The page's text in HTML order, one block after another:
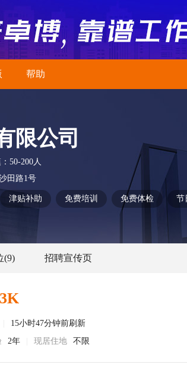
帮助
限公司
50-200人
田路1号
津贴补助 免费培训 免费体检 节
(9) 招聘宣传页
15小时47分钟前刷新
2年 现居住地 不限